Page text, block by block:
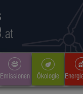
Emissionen Ökologie